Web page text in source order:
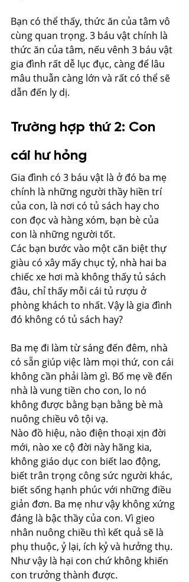
Bạn có thể thấy, thức ăn của tâm vô
cùng quan trọng. 3 báu vật chính là
thức ăn của tâm, nếu vênh 3 báu vật
gia đình rất dễ lục đục, càng để lâu
mâu thuẫn càng lớn và rất có thể sẽ
dẫn đến ly dị.
Trường hợp thứ 2: Con
cái hư hỏng
Gia đình có 3 báu vật là ở đó ba mẹ
chính là những người thầy hiền trí
của con, là nơi có tủ sách hay cho
con đọc và hàng xóm, bạn bè của
con là những người tốt.
Các bạn bước vào một căn biệt thự
giàu có xây mấy chục tỷ, nhà hai ba
chiếc xe hơi mà không thấy tủ sách
đâu, chỉ thấy mỗi cái tủ rượu ở
phòng khách to nhất. Vậy là gia đình
đó không có tủ sách hay?
Ba mẹ đi làm từ sáng đến đêm, nhà
có sẵn giúp việc làm mọi thứ, con cái
không cần phải làm gì. Bố mẹ về đến
nhà là vung tiền cho con, lo nó
không được bằng bạn bằng bè mà
nuông chiều vô tội vạ.
Nào đồ hiệu, nào điện thoại xịn đời
mới, nào xe cộ đời này hãng kia,
không giáo dục con biết lao động,
biết trân trọng công sức người khác,
biết sống hạnh phúc với những điều
giản đơn. Ba mẹ như vậy không xứng
đáng là bậc thầy của con. Vì gieo
nhân nuông chiều thì kết quả sẽ là
phụ thuộc, ỷ lại, ích kỷ và hưởng thụ.
Như vậy là hại con chứ không khiến
con trưởng thành được.